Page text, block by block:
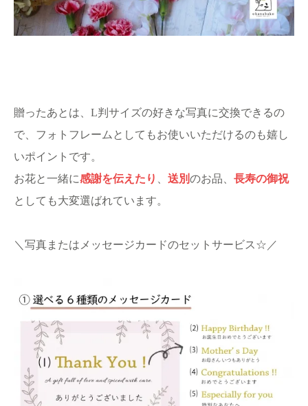
贈ったあとは、L判サイズの好きな写真に交換できるの
で、フォトフレームとしてもお使いいただけるのも嬉し
いポイントです。
お花と一緒に感謝を伝えたり 送別のお品、 長寿の御祝
としても大変選ばれています。
＼写真またはメッセージカードのセットサービス☆／